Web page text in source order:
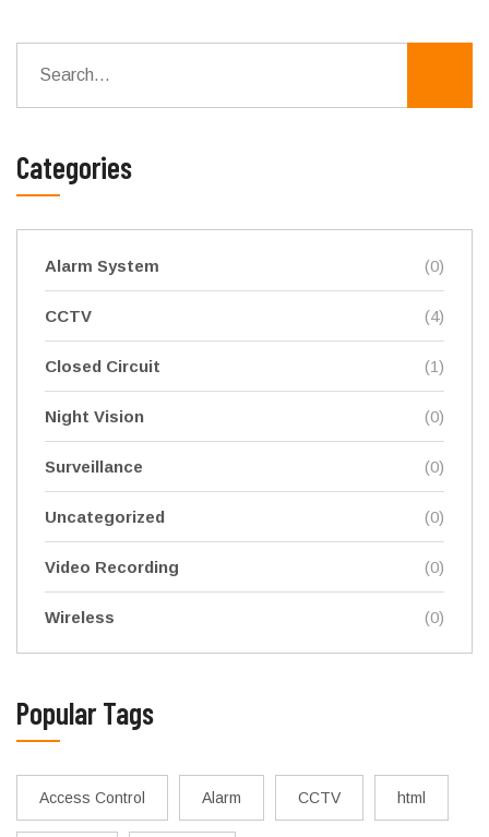
Categories
Alarm System (0)
CCTV (4)
Closed Circuit (1)
Night Vision (0)
Surveillance (0)
Uncategorized (0)
Video Recording (0)
Wireless (0)
Popular Tags
Access Control Alarm CCTV html